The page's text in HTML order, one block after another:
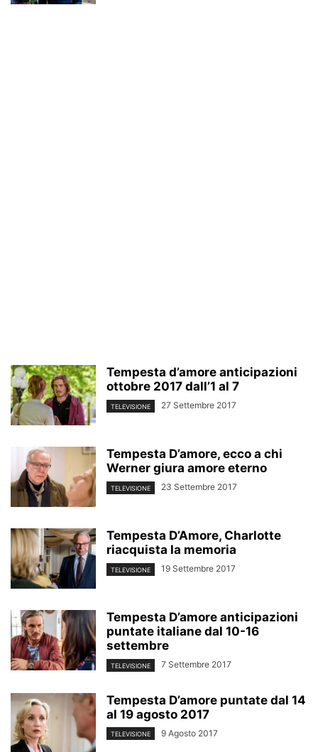
Tempesta d’amore anticipazioni
ottobre 2017 dall’1 al 7
TELEVISIONE 27 Settembre 2017
Tempesta D’amore, ecco a chi
Werner giura amore eterno
TELEVISIONE 23 Settembre 2017
Tempesta D’Amore, Charlotte
riacquista la memoria
TELEVISIONE 19 Settembre 2017
Tempesta D’amore anticipazioni
puntate italiane dal 10-16
settembre
TELEVISIONE 7 Settembre 2017
Tempesta D’amore puntate dal 14
al 19 agosto 2017
TELEVISIONE 9 Agosto 2017